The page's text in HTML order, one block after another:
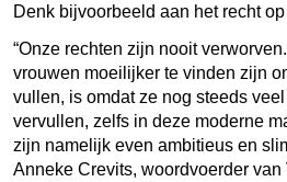
Denk bijvoorbeeld aan het recht
“Onze rechten zijn nooit
vrouwen moeilijker te vinden zijn
vullen, is omdat ze nog steeds
vervullen, zelfs in deze moderne
zijn namelijk even ambitieus en
Anneke Crevits, woordvoerder van